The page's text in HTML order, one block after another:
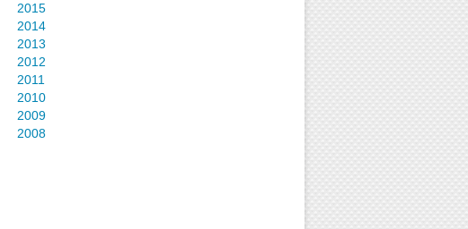
2015
2014
2013
2012
2011
2010
2009
2008